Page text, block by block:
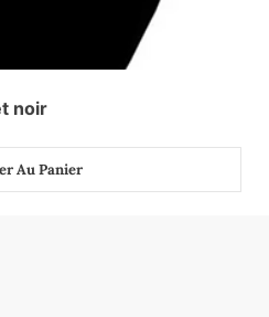
noir
Au Panier